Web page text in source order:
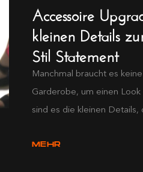
Accessoire
kleinen Details
Stil Statement
Manchmal braucht es
Garderobe, um einen
sind es die kleinen Details,
MEHR